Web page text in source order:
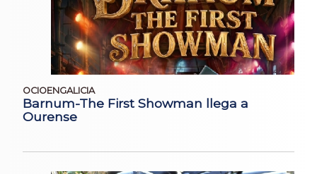
OCIOENGALICIA
Barnum-The First Showman llega a
Ourense